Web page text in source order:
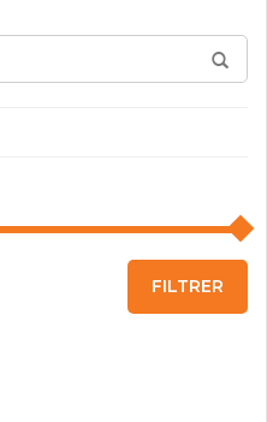
FILTRER